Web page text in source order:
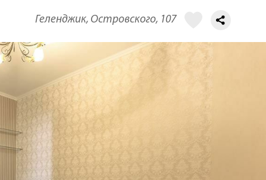
Геленджик, Островского, 107